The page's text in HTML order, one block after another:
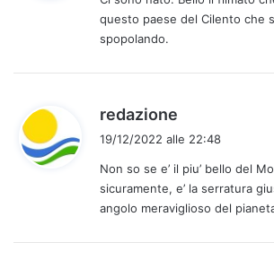
t
questo paese del Cilento che
spopolando.
redazione
e
t
t
19/12/2022 alle 22:48
Non so se e’ il piu’ bello del
sicuramente, e’ la serratura
angolo meraviglioso del